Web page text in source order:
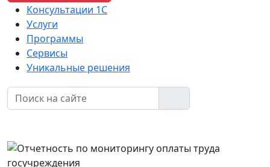
Консультации 1С
Услуги
Программы
Сервисы
Уникальные решения